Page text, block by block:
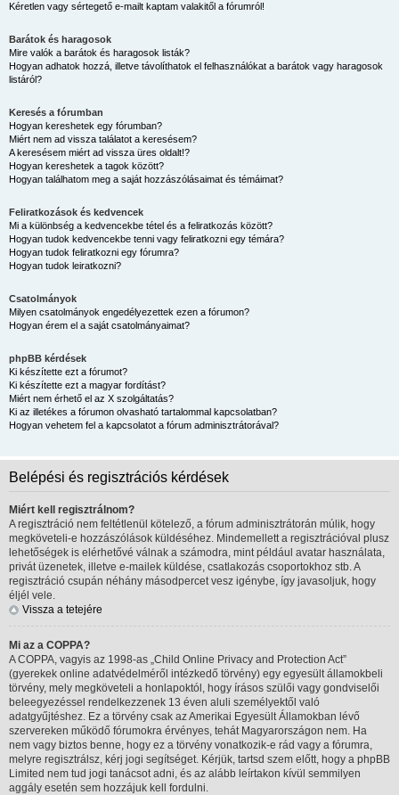
Kéretlen vagy sértegető e-mailt kaptam valakitől a fórumról!
Barátok és haragosok
Mire valók a barátok és haragosok listák?
Hogyan adhatok hozzá, illetve távolíthatok el felhasználókat a barátok vagy haragosok
listáról?
Keresés a fórumban
Hogyan kereshetek egy fórumban?
Miért nem ad vissza találatot a keresésem?
A keresésem miért ad vissza üres oldalt!?
Hogyan kereshetek a tagok között?
Hogyan találhatom meg a saját hozzászólásaimat és témáimat?
Feliratkozások és kedvencek
Mi a különbség a kedvencekbe tétel és a feliratkozás között?
Hogyan tudok kedvencekbe tenni vagy feliratkozni egy témára?
Hogyan tudok feliratkozni egy fórumra?
Hogyan tudok leiratkozni?
Csatolmányok
Milyen csatolmányok engedélyezettek ezen a fórumon?
Hogyan érem el a saját csatolmányaimat?
phpBB kérdések
Ki készítette ezt a fórumot?
Ki készítette ezt a magyar fordítást?
Miért nem érhető el az X szolgáltatás?
Ki az illetékes a fórumon olvasható tartalommal kapcsolatban?
Hogyan vehetem fel a kapcsolatot a fórum adminisztrátorával?
Belépési és regisztrációs kérdések
Miért kell regisztrálnom?
A regisztráció nem feltétlenül kötelező, a fórum adminisztrátorán múlik, hogy
megköveteli-e hozzászólások küldéséhez. Mindemellett a regisztrációval plusz
lehetőségek is elérhetővé válnak a számodra, mint például avatar használata,
privát üzenetek, illetve e-mailek küldése, csatlakozás csoportokhoz stb. A
regisztráció csupán néhány másodpercet vesz igénybe, így javasoljuk, hogy
éljél vele.
Vissza a tetejére
Mi az a COPPA?
A COPPA, vagyis az 1998-as „Child Online Privacy and Protection Act”
(gyerekek online adatvédelméről intézkedő törvény) egy egyesült államokbeli
törvény, mely megköveteli a honlapoktól, hogy írásos szülői vagy gondviselői
beleegyezéssel rendelkezzenek 13 éven aluli személyektől való
adatgyűjtéshez. Ez a törvény csak az Amerikai Egyesült Államokban lévő
szervereken működő fórumokra érvényes, tehát Magyarországon nem. Ha
nem vagy biztos benne, hogy ez a törvény vonatkozik-e rád vagy a fórumra,
melyre regisztrálsz, kérj jogi segítséget. Kérjük, tartsd szem előtt, hogy a phpBB
Limited nem tud jogi tanácsot adni, és az alább leírtakon kívül semmilyen
aggály esetén sem hozzájuk kell fordulni.